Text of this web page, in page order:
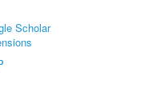
Scholar